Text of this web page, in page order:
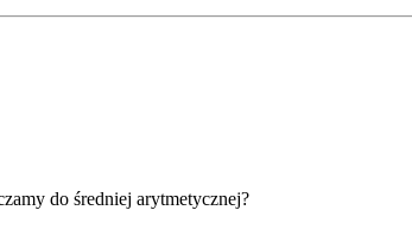
do średniej arytmetycznej?